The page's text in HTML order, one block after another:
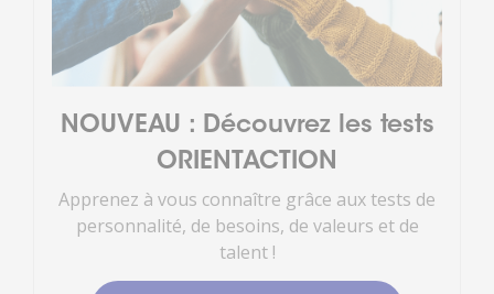
NOUVEAU : Découvrez les tests
ORIENTACTION
Apprenez à vous connaître grâce aux tests de
personnalité, de besoins, de valeurs et de
talent !